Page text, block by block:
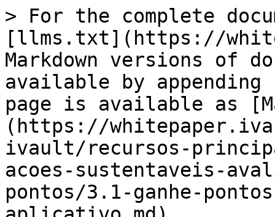
> For the complete
[llms.txt](https://
Markdown versions of
available by
page is available as
(https://
ivault/recursos-
acoes-sustentaveis-
pontos/3.1-ganhe-